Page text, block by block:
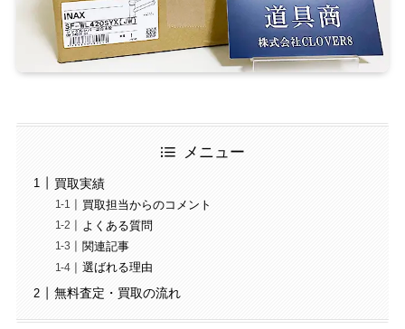
メニュー
買取実績
買取担当からのコメント
よくある質問
関連記事
選ばれる理由
無料査定・買取の流れ